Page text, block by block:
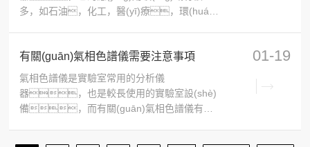
多，如石油，化工，醫(yī)療，環(huán)
氣相和固定液液相間的分配系數(shù)不同，
當(dāng)汽化后的試樣被載氣帶入色譜柱中運
行時，組份就在其中的兩相間進(jìn)行
反復(fù)多次分配。由于固定相對各組份的吸
附或溶解能力不同，因
有關(guān)氣相色譜儀需要注意事項
氣相色譜儀是實驗室常用的分析儀
器，也是較長使用的實驗室設(shè)
備，而有關(guān)氣相色譜儀有哪
01-19